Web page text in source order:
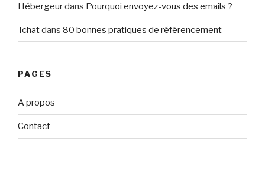
Hébergeurdans Pourquoi envoyez-vous des emails ?
Tchatdans 80 bonnes pratiques de référencement
PAGES
A propos
Contact